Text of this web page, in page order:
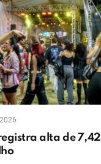
alta de